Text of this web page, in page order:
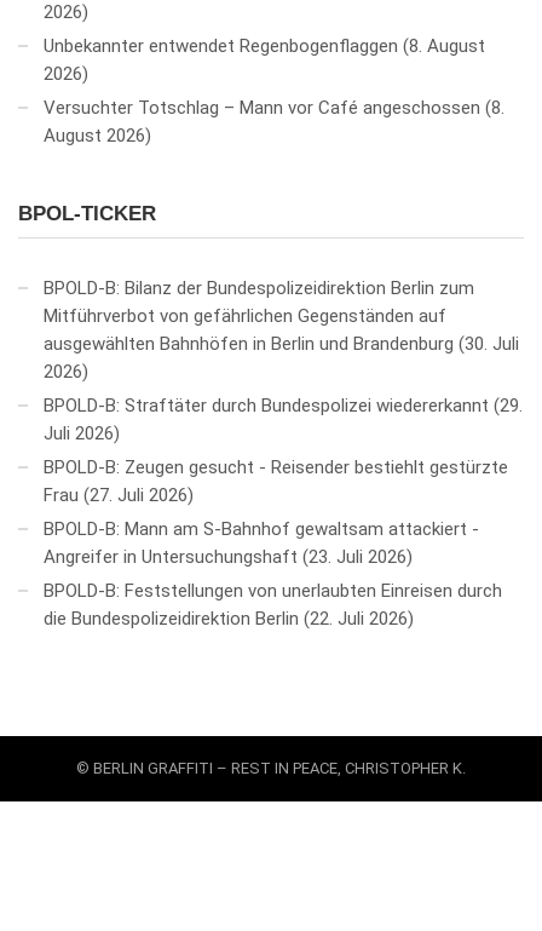
2026
Unbekannter entwendet Regenbogenflaggen 8. August
2026
Versuchter Totschlag – Mann vor Café angeschossen 8.
August 2026
BPOL-TICKER
BPOLD-B: Bilanz der Bundespolizeidirektion Berlin zum
Mitführverbot von gefährlichen Gegenständen auf
ausgewählten Bahnhöfen in Berlin und Brandenburg 30. Juli
2026
BPOLD-B: Straftäter durch Bundespolizei wiedererkannt 29.
Juli 2026
BPOLD-B: Zeugen gesucht - Reisender bestiehlt gestürzte
Frau 27. Juli 2026
BPOLD-B: Mann am S-Bahnhof gewaltsam attackiert -
Angreifer in Untersuchungshaft 23. Juli 2026
BPOLD-B: Feststellungen von unerlaubten Einreisen durch
die Bundespolizeidirektion Berlin 22. Juli 2026
© BERLIN GRAFFITI – REST IN PEACE, CHRISTOPHER K.